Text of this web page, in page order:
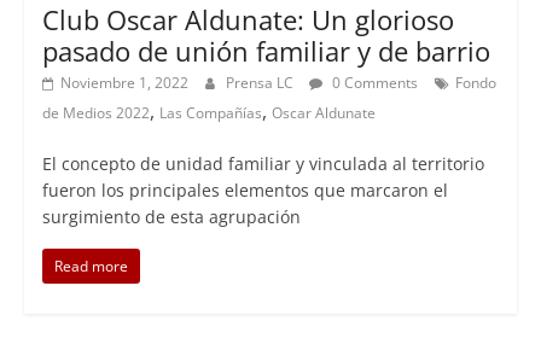
Club Oscar Aldunate: Un glorioso
pasado de unión familiar y de barrio
Noviembre 1, 2022 Prensa LC 0 Comments
Fondo
de Medios 2022, Las Compañías, Oscar Aldunate
El concepto de unidad familiar y vinculada al territorio
fueron los principales elementos que marcaron el
surgimiento de esta agrupación
Read more